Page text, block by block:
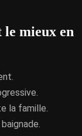
mieux en
la famille.